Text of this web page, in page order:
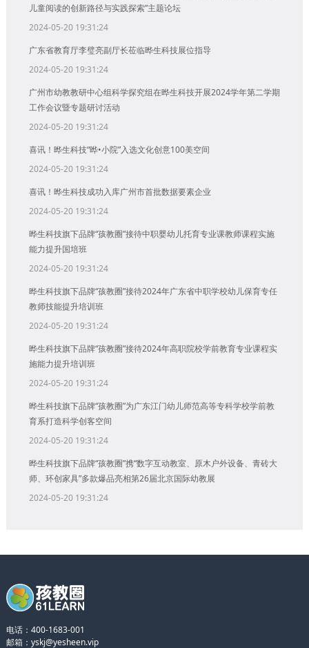
儿童阅读的创新路径与实践探索”主题论坛
2024-05-20 19:31:24
广东省教育厅李璧亮副厅长莅临晔生科技展位指导
2024-05-20 19:31:24
广州市幼教教研中心组科学探究组在晔生科技开展2024学年第二学期
工作会议暨专题研讨活动
2024-05-20 19:31:24
喜讯！晔生科技“晔•小院”入选文化创意100美空间
2024-05-20 19:31:24
喜讯！晔生科技成功入库广州市首批数据要素企业
2024-05-20 19:31:24
晔生科技旗下品牌“孩教圈”接待中职婴幼儿托育专业课教师课程实施
能力提升国培班
2024-05-20 19:31:24
晔生科技旗下品牌“孩教圈”接待2024年广东省中职学校幼儿保育专任
教师技能提升培训班
2024-05-20 19:31:24
晔生科技旗下品牌“孩教圈”接待2024年高职院校学前教育专业课程实
施能力提升培训班
2024-05-20 19:31:24
晔生科技旗下品牌“孩教圈”为广东江门幼儿师范高等专科学校学前教
育系打造科学创客空间
2024-05-20 19:31:24
晔生科技旗下品牌“孩教圈”携“数字互动教室、原木户外设备、青砖大
师、环创家具”多款爆品亮相第26届北京国际幼教展
2024-05-20 19:31:24
电话：400-1683-001
邮箱：yskj@yesheen.vip